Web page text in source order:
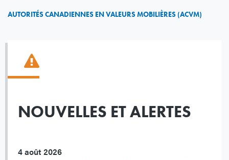
AUTORITÉS CANADIENNES EN VALEURS MOBILIÈRES (ACVM)
NOUVELLES ET ALERTES
4 août 2026